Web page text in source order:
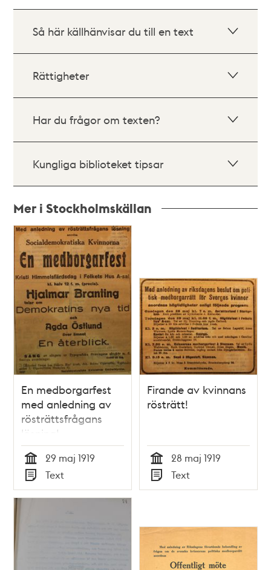
Så här källhänvisar du till en text
Rättigheter
Har du frågor om texten?
Kungliga biblioteket tipsar
Mer i Stockholmskällan
Relaterade
poster
och
teman
En medborgarfest
med anledning av
rösträttsfrågans
lösning!
Tid
29 maj 1919
Typ
Text
Firande av kvinnans
rösträtt!
Tid
28 maj 1919
Typ
Text